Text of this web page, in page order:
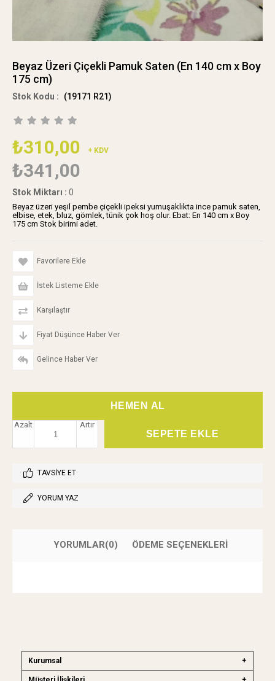
Beyaz Üzeri Çiçekli Pamuk Saten (En 140 cm x Boy
175 cm)
(19171 R21)
₺310,00 + KDV
₺341,00
Stok Miktarı : 0
Beyaz üzeri yeşil pembe çiçekli ipeksi yumuşaklıkta ince pamuk saten,
elbise, etek, bluz, gömlek, tünik çok hoş olur. Ebat: En 140 cm x Boy
175 cm Stok birimi adet.
Favorilere Ekle
İstek Listeme Ekle
Karşılaştır
Fiyat Düşünce Haber Ver
Gelince Haber Ver
Artır
Azalt
TAVSIYE ET
YORUM YAZ
YORUMLAR(0) ÖDEME SEÇENEKLERI
Kurumsal